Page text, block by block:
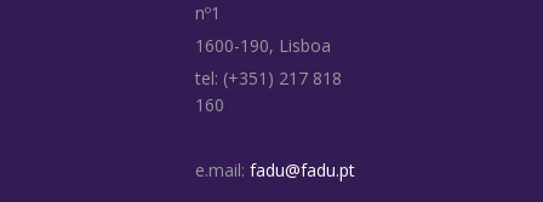
nº1
1600-190, Lisboa
tel: (+351) 217 818
160
e.mail: fadu@fadu.pt